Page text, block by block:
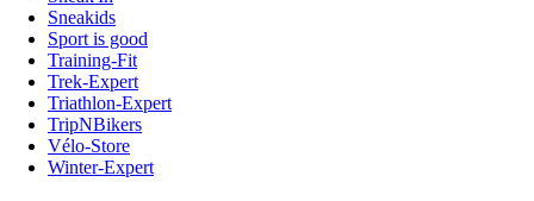
Sneakids
Sport is good
Training-Fit
Trek-Expert
Triathlon-Expert
TripNBikers
Vélo-Store
Winter-Expert